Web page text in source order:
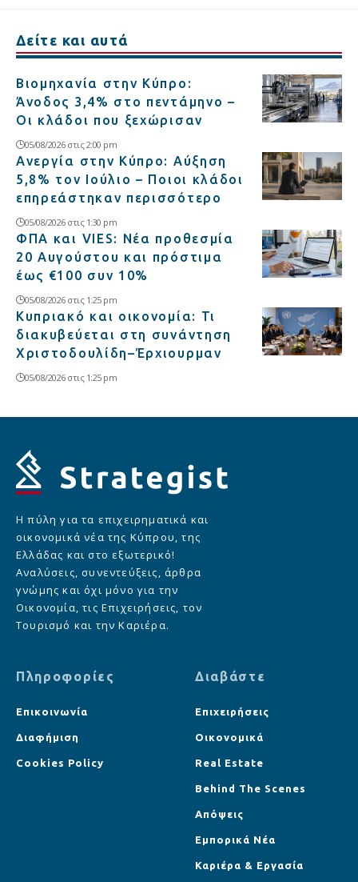
Δείτε και αυτά
Βιομηχανία στην Κύπρο:
Άνοδος 3,4% στο πεντάμηνο –
Οι κλάδοι που ξεχώρισαν
05/08/2026 στις 2:00 pm
Ανεργία στην Κύπρο: Αύξηση
5,8% τον Ιούλιο – Ποιοι κλάδοι
επηρεάστηκαν περισσότερο
05/08/2026 στις 1:30 pm
ΦΠΑ και VIES: Νέα προθεσμία
20 Αυγούστου και πρόστιμα
έως €100 συν 10%
05/08/2026 στις 1:25 pm
Κυπριακό και οικονομία: Τι
διακυβεύεται στη συνάντηση
Χριστοδουλίδη–Έρχιουρμαν
05/08/2026 στις 1:25 pm
Η πύλη για τα επιχειρηματικά και
οικονομικά νέα της Κύπρου, της
Ελλάδας και στο εξωτερικό!
Αναλύσεις, συνεντεύξεις, άρθρα
γνώμης και όχι μόνο για την
Οικονομία, τις Επιχειρήσεις, τον
Τουρισμό και την Καριέρα.
Πληροφορίες
Επικοινωνία
Διαφήμιση
Cookies Policy
Διαβάστε
Επιχειρήσεις
Οικονομικά
Real Estate
Behind The Scenes
Απόψεις
Εμπορικά Νέα
Καριέρα & Εργασία